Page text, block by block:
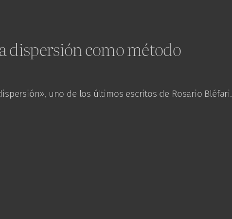
dispersión como método
uno de los últimos escritos de Rosario Bléfari.